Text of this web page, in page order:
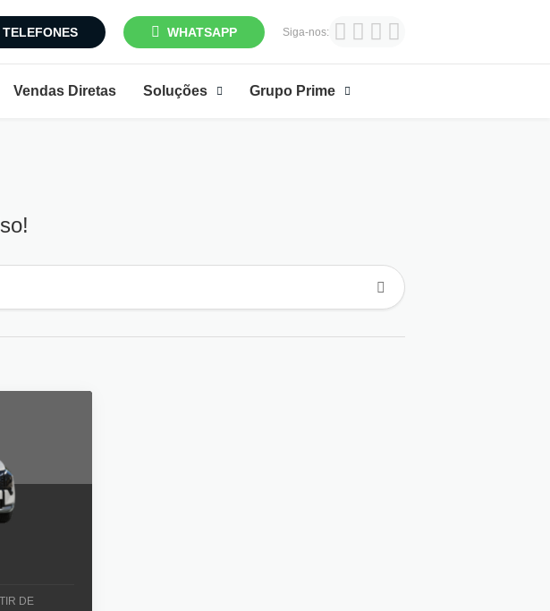
TELEFONES WHATSAPP Siga-nos:
Vendas Diretas Soluções Grupo Prime
DE